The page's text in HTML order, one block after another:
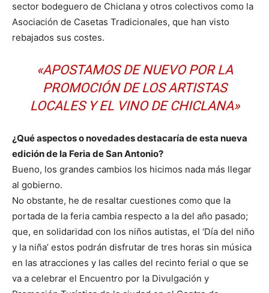
sector bodeguero de Chiclana y otros colectivos como la
Asociación de Casetas Tradicionales, que han visto
rebajados sus costes.
«APOSTAMOS DE NUEVO POR LA
PROMOCIÓN DE LOS ARTISTAS
LOCALES Y EL VINO DE CHICLANA»
¿Qué aspectos o novedades destacaría de esta nueva
edición de la Feria de San Antonio?
Bueno, los grandes cambios los hicimos nada más llegar
al gobierno.
No obstante, he de resaltar cuestiones como que la
portada de la feria cambia respecto a la del año pasado;
que, en solidaridad con los niños autistas, el ‘Día del niño
y la niña’ estos podrán disfrutar de tres horas sin música
en las atracciones y las calles del recinto ferial o que se
va a celebrar el Encuentro por la Divulgación y